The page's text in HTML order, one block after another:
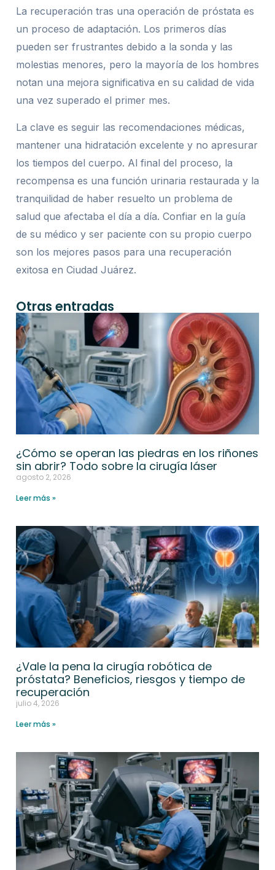
La recuperación tras una operación de próstata es
un proceso de adaptación. Los primeros días
pueden ser frustrantes debido a la sonda y las
molestias menores, pero la mayoría de los hombres
notan una mejora significativa en su calidad de vida
una vez superado el primer mes.
La clave es seguir las recomendaciones médicas,
mantener una hidratación excelente y no apresurar
los tiempos del cuerpo. Al final del proceso, la
recompensa es una función urinaria restaurada y la
tranquilidad de haber resuelto un problema de
salud que afectaba el día a día. Confiar en la guía
de su médico y ser paciente con su propio cuerpo
son los mejores pasos para una recuperación
exitosa en Ciudad Juárez.
Otras entradas
¿Cómo se operan las piedras en los riñones
sin abrir? Todo sobre la cirugía láser
agosto 2, 2026
Leer más »
¿Vale la pena la cirugía robótica de
próstata? Beneficios, riesgos y tiempo de
recuperación
julio 4, 2026
Leer más »